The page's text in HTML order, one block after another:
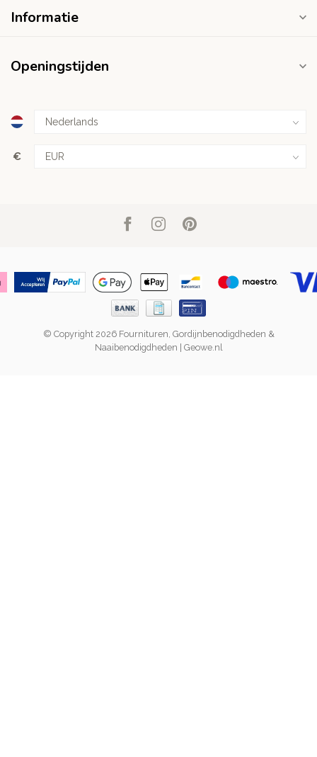
Informatie
Openingstijden
€
© Copyright 2026 Fournituren, Gordijnbenodigdheden &
Naaibenodigdheden | Geowe.nl